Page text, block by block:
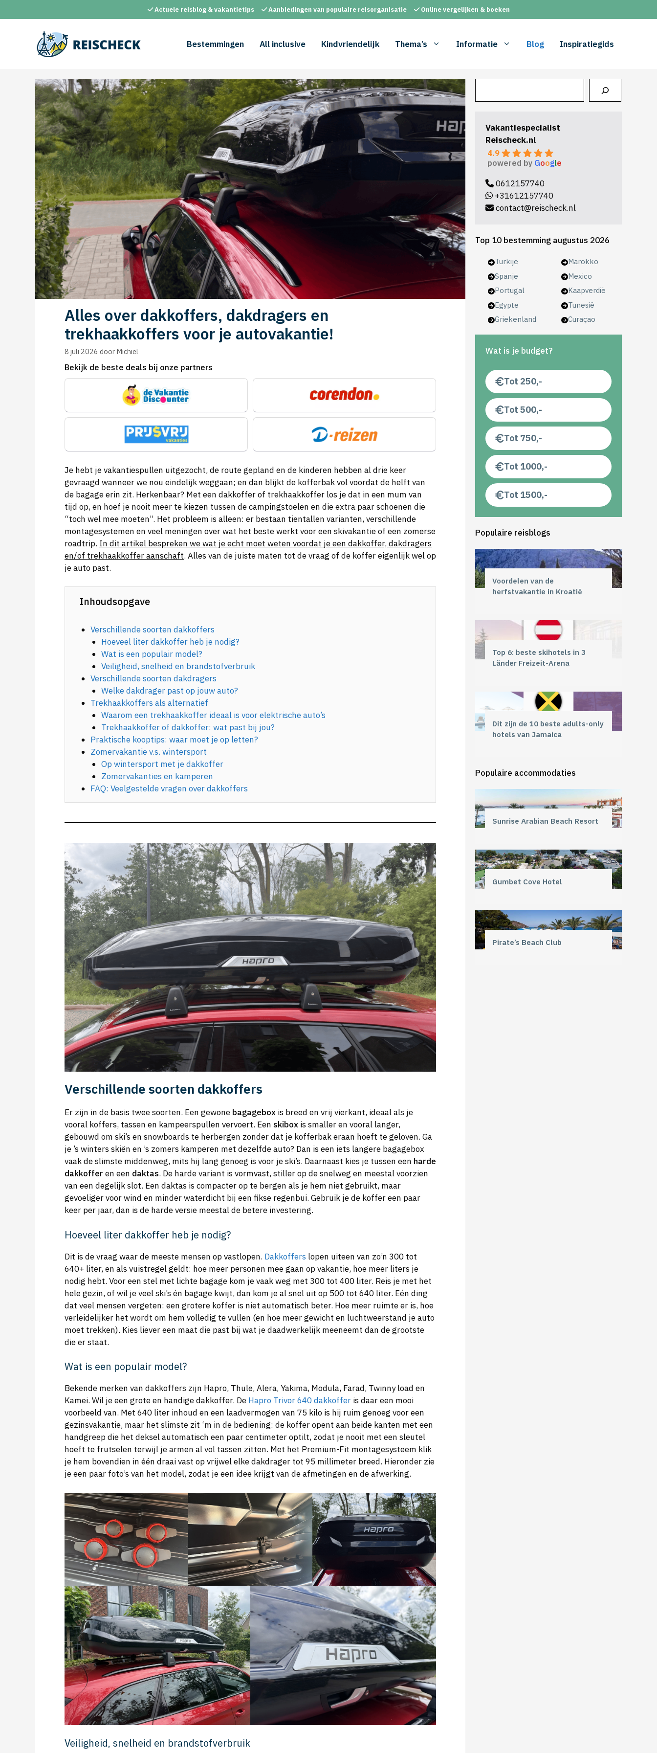
naar
Actuele reisblog & vakantietips Aanbiedingen van populaire reisorganisatie Online vergelijken & boeken
Bestemmingen All inclusive Kindvriendelijk Thema’s Informatie Blog Inspiratiegids
Alles over dakkoffers, dakdragers en
trekhaakkoffers voor je autovakantie!
8 juli 2026 door Michiel
Bekijk de beste deals bij onze partners
Je hebt je vakantiespullen uitgezocht, de route gepland en de kinderen hebben al drie keer
gevraagd wanneer we nou eindelijk weggaan; en dan blijkt de kofferbak vol voordat de helft van
de bagage erin zit. Herkenbaar? Met een dakkoffer of trekhaakkoffer los je dat in een mum van
tijd op, en hoef je nooit meer te kiezen tussen de campingstoelen en die extra paar schoenen die
“toch wel mee moeten”. Het probleem is alleen: er bestaan tientallen varianten, verschillende
montagesystemen en veel meningen over wat het beste werkt voor een skivakantie of een zomerse
roadtrip. In dit artikel bespreken we wat je echt moet weten voordat je een dakkoffer, dakdragers
en/of trekhaakkoffer aanschaft. Alles van de juiste maten tot de vraag of de koffer eigenlijk wel op
je auto past.
Inhoudsopgave
Verschillende soorten dakkoffers
Hoeveel liter dakkoffer heb je nodig?
Wat is een populair model?
Veiligheid, snelheid en brandstofverbruik
Verschillende soorten dakdragers
Welke dakdrager past op jouw auto?
Trekhaakkoffers als alternatief
Waarom een trekhaakkoffer ideaal is voor elektrische auto’s
Trekhaakkoffer of dakkoffer: wat past bij jou?
Praktische kooptips: waar moet je op letten?
Zomervakantie v.s. wintersport
Op wintersport met je dakkoffer
Zomervakanties en kamperen
FAQ: Veelgestelde vragen over dakkoffers
Verschillende soorten dakkoffers
Er zijn in de basis twee soorten. Een gewone bagagebox is breed en vrij vierkant, ideaal als je
vooral koffers, tassen en kampeerspullen vervoert. Een skibox is smaller en vooral langer,
gebouwd om ski’s en snowboards te herbergen zonder dat je kofferbak eraan hoeft te geloven. Ga
je ’s winters skiën en ’s zomers kamperen met dezelfde auto? Dan is een iets langere bagagebox
vaak de slimste middenweg, mits hij lang genoeg is voor je ski’s. Daarnaast kies je tussen een harde
dakkoffer en een daktas. De harde variant is vormvast, stiller op de snelweg en meestal voorzien
van een degelijk slot. Een daktas is compacter op te bergen als je hem niet gebruikt, maar
gevoeliger voor wind en minder waterdicht bij een fikse regenbui. Gebruik je de koffer een paar
keer per jaar, dan is de harde versie meestal de betere investering.
Hoeveel liter dakkoffer heb je nodig?
Dit is de vraag waar de meeste mensen op vastlopen. Dakkoffers lopen uiteen van zo’n 300 tot
640+ liter, en als vuistregel geldt: hoe meer personen mee gaan op vakantie, hoe meer liters je
nodig hebt. Voor een stel met lichte bagage kom je vaak weg met 300 tot 400 liter. Reis je met het
hele gezin, of wil je veel ski’s én bagage kwijt, dan kom je al snel uit op 500 tot 640 liter. Eén ding
dat veel mensen vergeten: een grotere koffer is niet automatisch beter. Hoe meer ruimte er is, hoe
verleidelijker het wordt om hem volledig te vullen (en hoe meer gewicht en luchtweerstand je auto
moet trekken). Kies liever een maat die past bij wat je daadwerkelijk meeneemt dan de grootste
die er staat.
Wat is een populair model?
Bekende merken van dakkoffers zijn Hapro, Thule, Alera, Yakima, Modula, Farad, Twinny load en
Kamei. Wil je een grote en handige dakkoffer. De Hapro Trivor 640 dakkoffer is daar een mooi
voorbeeld van. Met 640 liter inhoud en een laadvermogen van 75 kilo is hij ruim genoeg voor een
gezinsvakantie, maar het slimste zit ‘m in de bediening: de koffer opent aan beide kanten met een
handgreep die het deksel automatisch een paar centimeter optilt, zodat je nooit met een sleutel
hoeft te frutselen terwijl je armen al vol tassen zitten. Met het Premium-Fit montagesysteem klik
je hem bovendien in één draai vast op vrijwel elke dakdrager tot 95 millimeter breed. Hieronder zie
je een paar foto’s van het model, zodat je een idee krijgt van de afmetingen en de afwerking.
Veiligheid, snelheid en brandstofverbruik
Vakantiespecialist
Reischeck.nl
4.9
powered by Google
0612157740
+31612157740
contact@reischeck.nl
Top 10 bestemming augustus 2026
Turkije
Spanje
Portugal
Egypte
Griekenland
Marokko
Mexico
Kaapverdië
Tunesië
Curaçao
Wat is je budget?
Tot 250,-
Tot 500,-
Tot 750,-
Tot 1000,-
Tot 1500,-
Populaire reisblogs
Voordelen van de
herfstvakantie in Kroatië
Top 6: beste skihotels in 3
Länder Freizeit-Arena
Dit zijn de 10 beste adults-only
hotels van Jamaica
Populaire accommodaties
Sunrise Arabian Beach Resort
Gumbet Cove Hotel
Pirate’s Beach Club